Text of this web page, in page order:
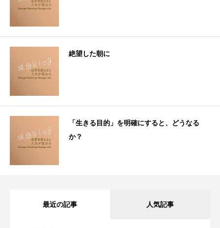
絶望した朝に
「生きる目的」を明確にすると、どうなる
か？
最近の記事 人気記事